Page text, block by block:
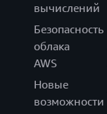
вычислений
Безопасность
облака
AWS
Новые
возможности